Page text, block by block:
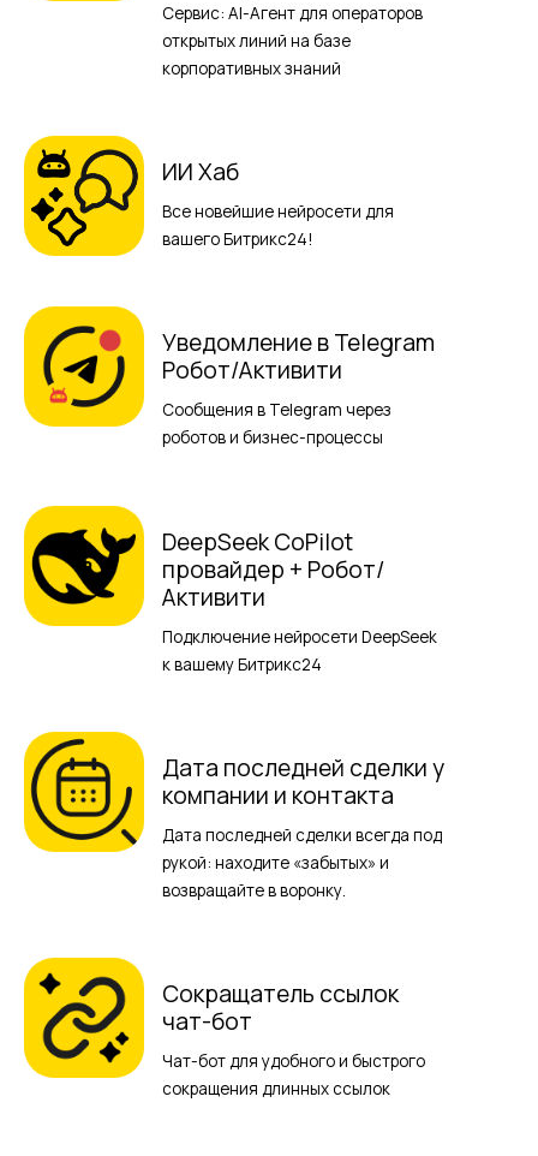
Сервис: AI-Агент для операторов
открытых линий на базе
корпоративных знаний
ИИ Хаб
Все новейшие нейросети для
вашего Битрикс24!
Уведомление в Telegram
Робот/Активити
Сообщения в Telegram через
роботов и бизнес-процессы
DeepSeek CoPilot
провайдер + Робот/
Активити
Подключение нейросети DeepSeek
к вашему Битрикс24
Дата последней сделки у
компании и контакта
Дата последней сделки всегда под
рукой: находите «забытых» и
возвращайте в воронку.
Сокращатель ссылок
чат-бот
Чат-бот для удобного и быстрого
сокращения длинных ссылок